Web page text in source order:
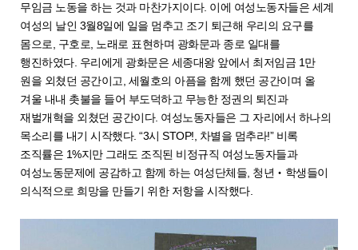
무임금 노동을 하는 것과 마찬가지이다. 이에 여성노동자들은 세계
여성의 날인 3월8일에 일을 멈추고 조기 퇴근해 우리의 요구를
몸으로, 구호로, 노래로 표현하며 광화문과 종로 일대를
행진하였다. 우리에게 광화문은 세종대왕 앞에서 최저임금 1만
원을 외쳤던 공간이고, 세월호의 아픔을 함께 했던 공간이며 올
겨울 내내 촛불을 들어 부도덕하고 무능한 정권의 퇴진과
재벌개혁을 외쳤던 공간이다. 여성노동자들은 그 자리에서 하나의
목소리를 내기 시작했다. “3시 STOP!, 차별을 멈추라!” 비록
조직률은 1%지만 그래도 조직된 비정규직 여성노동자들과
여성노동문제에 공감하고 함께 하는 여성단체들, 청년‧학생들이
의식적으로 희망을 만들기 위한 저항을 시작했다.